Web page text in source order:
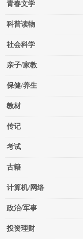
青春文学
科普读物
社会科学
亲子/家教
保健/养生
教材
传记
考试
古籍
计算机/网络
政治/军事
投资理财